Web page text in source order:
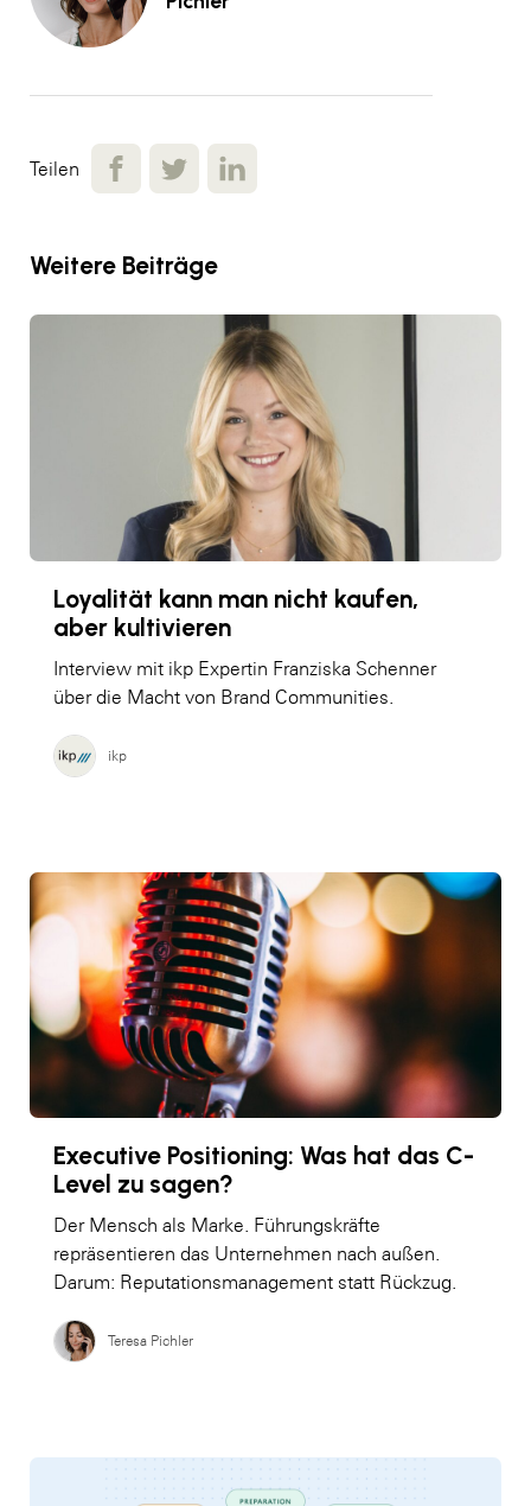
Teilen
Weitere Beiträge
Loyalität kann man nicht kaufen,
aber kultivieren
Interview mit ikp Expertin Franziska Schenner
über die Macht von Brand Communities.
ikp
Executive Positioning: Was hat das C-
Level zu sagen?
Der Mensch als Marke. Führungskräfte
repräsentieren das Unternehmen nach außen.
Darum: Reputationsmanagement statt Rückzug.
Teresa Pichler